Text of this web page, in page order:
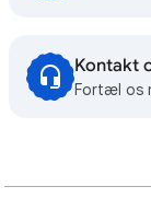
Kontakt
Fortæl os